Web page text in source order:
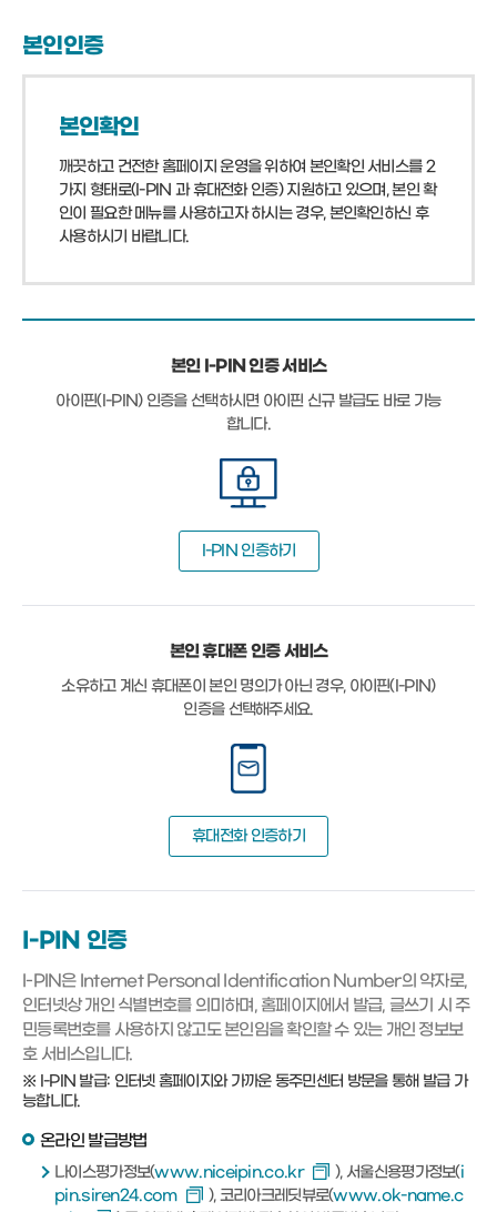
본인인증
본인확인
깨끗하고 건전한 홈페이지 운영을 위하여 본인확인 서비스를 2
가지 형태로(I-PIN 과 휴대전화 인증) 지원하고 있으며, 본인 확
인이 필요한 메뉴를 사용하고자 하시는 경우, 본인확인하신 후
사용하시기 바랍니다.
본인 I-PIN 인증 서비스
아이핀(I-PIN) 인증을 선택하시면 아이핀 신규 발급도 바로 가능
합니다.
I-PIN 인증하기
본인 휴대폰 인증 서비스
소유하고 계신 휴대폰이 본인 명의가 아닌 경우, 아이핀(I-PIN)
인증을 선택해주세요.
휴대전화 인증하기
I-PIN 인증
I-PIN은 Internet Personal Identification Number의 약자로,
인터넷상 개인 식별번호를 의미하며, 홈페이지에서 발급, 글쓰기 시 주
민등록번호를 사용하지 않고도 본인임을 확인할 수 있는 개인 정보보
호 서비스입니다.
※ I-PIN 발급: 인터넷 홈페이지와 가까운 동주민센터 방문을 통해 발급 가
능합니다.
온라인 발급방법
나이스평가정보(www.niceipin.co.kr ), 서울신용평가정보(i
pin.siren24.com
), 코리아크레딧뷰로(www.ok-name.c